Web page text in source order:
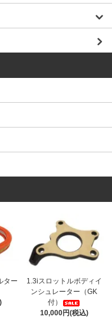
ター
1.3iスロットルボディイ
ンシュレーター（GK
付）
10,000円(税込)